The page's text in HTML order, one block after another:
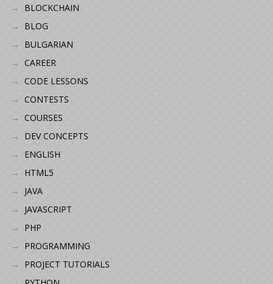
BLOCKCHAIN
BLOG
BULGARIAN
CAREER
CODE LESSONS
CONTESTS
COURSES
DEV CONCEPTS
ENGLISH
HTML5
JAVA
JAVASCRIPT
PHP
PROGRAMMING
PROJECT TUTORIALS